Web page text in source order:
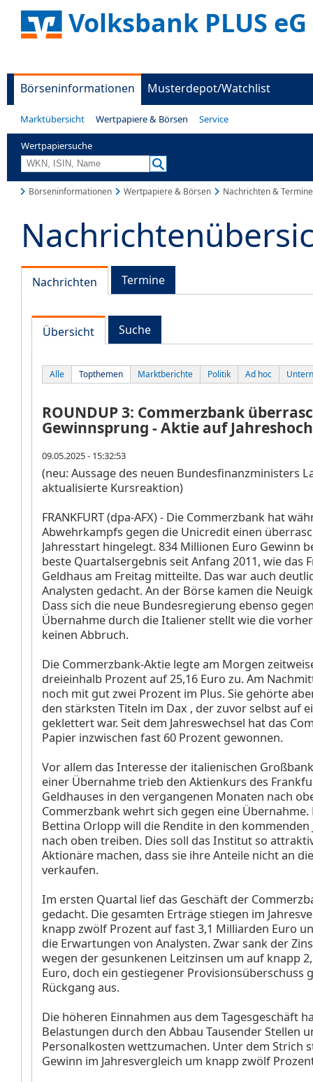
Volksbank PLUS eG
Börseninformationen Musterdepot/Watchlist
Marktübersicht Wertpapiere & Börsen Service
Wertpapiersuche
Börseninformationen Wertpapiere & Börsen Nachrichten & Termine
Nachrichten Termine
Übersicht Suche
Alle Topthemen Marktberichte Politik Ad hoc
ROUNDUP 3: Commerzbank
Gewinnsprung - Aktie auf Jahreshoch
09.05.2025 - 15:32:53
(neu: Aussage des neuen Bundesfinanzministers
aktualisierte Kursreaktion)
FRANKFURT (dpa-AFX) - Die Commerzbank hat
Abwehrkampfs gegen die Unicredit einen
Jahresstart hingelegt. 834 Millionen Euro Gewinn
beste Quartalsergebnis seit Anfang 2011, wie das
Geldhaus am Freitag mitteilte. Das war auch
Analysten gedacht. An der Börse kamen die
Dass sich die neue Bundesregierung ebenso
Übernahme durch die Italiener stellt wie die
keinen Abbruch.
Die Commerzbank-Aktie legte am Morgen
dreieinhalb Prozent auf 25,16 Euro zu. Am
noch mit gut zwei Prozent im Plus. Sie gehörte
den stärksten Titeln im Dax , der zuvor selbst auf
geklettert war. Seit dem Jahreswechsel hat das
Papier inzwischen fast 60 Prozent gewonnen.
Vor allem das Interesse der italienischen
einer Übernahme trieb den Aktienkurs des
Geldhauses in den vergangenen Monaten nach
Commerzbank wehrt sich gegen eine
Bettina Orlopp will die Rendite in den kommenden
nach oben treiben. Dies soll das Institut so
Aktionäre machen, dass sie ihre Anteile nicht an
verkaufen.
Im ersten Quartal lief das Geschäft der
gedacht. Die gesamten Erträge stiegen im
knapp zwölf Prozent auf fast 3,1 Milliarden Euro
die Erwartungen von Analysten. Zwar sank der
wegen der gesunkenen Leitzinsen um auf knapp
Euro, doch ein gestiegener Provisionsüberschuss
Rückgang aus.
Die höheren Einnahmen aus dem Tagesgeschäft
Belastungen durch den Abbau Tausender Stellen
Personalkosten wettzumachen. Unter dem Strich
Gewinn im Jahresvergleich um knapp zwölf